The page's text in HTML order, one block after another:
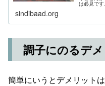
は必見です
sindibaad.org
調子にのるデ
簡単にいうとデメリット